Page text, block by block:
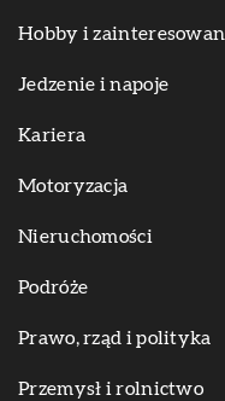
Hobby i
Jedzenie i napoje
Kariera
Motoryzacja
Nieruchomości
Podróże
Prawo, rząd i polityka
Przemysł i rolnictwo